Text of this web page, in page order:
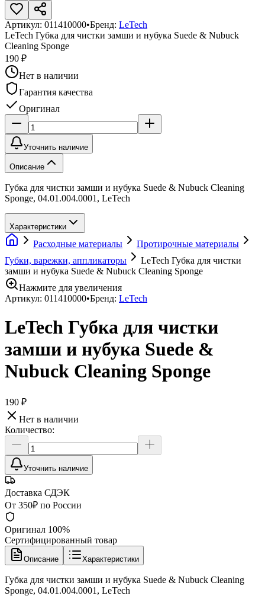
Артикул: 011410000•Бренд: LeTech
LeTech Губка для чистки замши и нубука Suede & Nubuck
Cleaning Sponge
190 ₽
Нет в наличии
Гарантия качества
Оригинал
Уточнить наличие
Описание
Губка для чистки замши и нубука Suede & Nubuck Cleaning
Sponge, 04.01.004.0001, LeTech
Характеристики
Расходные материалы
Протирочные материалы
Губки, варежки, аппликаторы
LeTech Губка для чистки
замши и нубука Suede & Nubuck Cleaning Sponge
Нажмите для увеличения
Артикул: 011410000•Бренд: LeTech
LeTech Губка для чистки
замши и нубука Suede &
Nubuck Cleaning Sponge
190 ₽
Нет в наличии
Количество:
Уточнить наличие
Доставка СДЭК
От 350₽ по России
Оригинал 100%
Сертифицированный товар
Описание Характеристики
Губка для чистки замши и нубука Suede & Nubuck Cleaning
Sponge, 04.01.004.0001, LeTech